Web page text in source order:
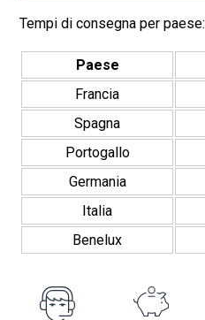
Tempi di consegna per paese:
Paese
Francia
Spagna
Portogallo
Germania
Italia
Benelux